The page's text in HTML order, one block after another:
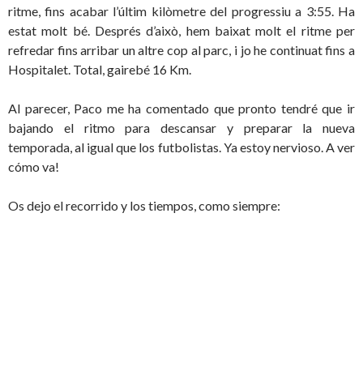
ritme, fins acabar l’últim kilòmetre del progressiu a 3:55. Ha
estat molt bé. Després d’això, hem baixat molt el ritme per
refredar fins arribar un altre cop al parc, i jo he continuat fins a
Hospitalet. Total, gairebé 16 Km.
Al parecer, Paco me ha comentado que pronto tendré que ir
bajando el ritmo para descansar y preparar la nueva
temporada, al igual que los futbolistas. Ya estoy nervioso. A ver
cómo va!
Os dejo el recorrido y los tiempos, como siempre: